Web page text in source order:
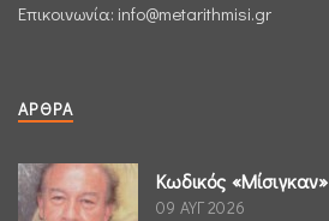
Επικοινωνία: info@metarithmisi.gr
ΆΡΘΡΑ
Κωδικός «Μίσιγκαν»
09 ΑΥΓ 2026